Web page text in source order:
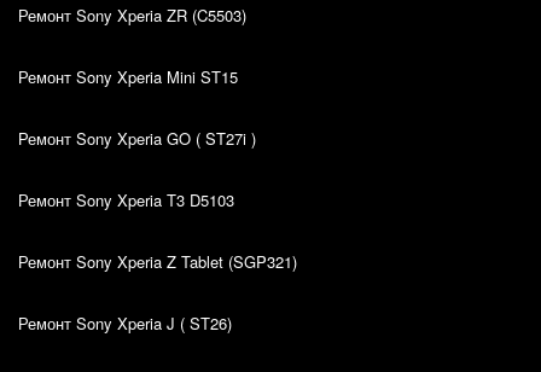
Ремонт Sony Xperia ZR (C5503)
Ремонт Sony Xperia Mini ST15
Ремонт Sony Xperia GO ( ST27i )
Ремонт Sony Xperia T3 D5103
Ремонт Sony Xperia Z Tablet (SGP321)
Ремонт Sony Xperia J ( ST26)